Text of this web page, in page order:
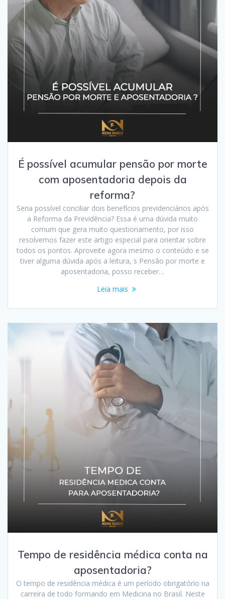
É possível acumular pensão por morte
com aposentadoria depois da
reforma?
Seria possível conciliar dois benefícios previdenciários após
a Reforma da Previdência? Essa é uma dúvida muito
comum que gera muito questionamento, por isso
resolvemos fazer este artigo especial para orientar sobre
todos os pontos. Aproveite agora mesmo o conteúdo e se
tiver alguma dúvida após a leitura, s Pensão por morte e
aposentadoria, posso receber…
Leia mais
Tempo de residência médica conta na
aposentadoria?
O tempo de residência médica é um período obrigatório na
carreira de todo formando em Medicina no Brasil. Neste